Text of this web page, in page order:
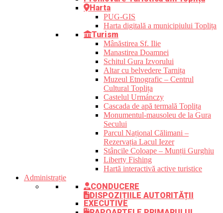
Harta
PUG-GIS
Harta digitală a municipiului Toplița
Turism
Mânăstirea Sf. Ilie
Manastirea Doamnei
Schitul Gura Izvorului
Altar cu belvedere Tarnița
Muzeul Etnografic – Centrul
Cultural Toplița
Castelul Urmánczy
Cascada de apă termală Toplița
Monumentul-mausoleu de la Gura
Secului
Parcul Național Călimani –
Rezervația Lacul Iezer
Stâncile Coloape – Munții Gurghiu
Liberty Fishing
Hartă interactivă active turistice
Administrație
CONDUCERE
DISPOZIȚIILE AUTORITĂȚII
EXECUTIVE